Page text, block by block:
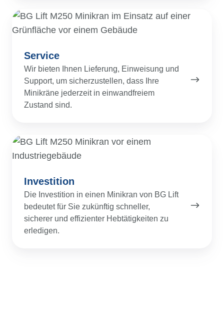
Service
Wir bieten Ihnen Lieferung, Einweisung und
Support, um sicherzustellen, dass Ihre
Minikräne jederzeit in einwandfreiem
Zustand sind.
Service
Investition
Die Investition in einen Minikran von BG Lift
bedeutet für Sie zukünftig schneller,
sicherer und effizienter Hebtätigkeiten zu
erledigen.
Investition